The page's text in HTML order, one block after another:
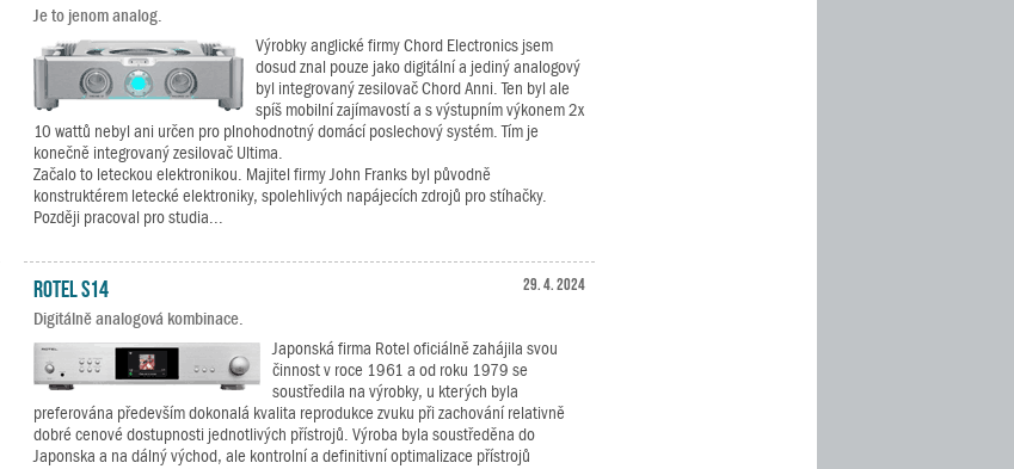
Je to jenom analog.
Výrobky anglické firmy Chord Electronics jsem
dosud znal pouze jako digitální a jediný analogový
byl integrovaný zesilovač Chord Anni. Ten byl ale
spíš mobilní zajímavostí a s výstupním výkonem 2x
10 wattů nebyl ani určen pro plnohodnotný domácí poslechový systém. Tím je
konečně integrovaný zesilovač Ultima.
Začalo to leteckou elektronikou. Majitel firmy John Franks byl původně
konstruktérem letecké elektroniky, spolehlivých napájecích zdrojů pro stíhačky.
Později pracoval pro studia...
29. 4. 2024
Rotel S14
Digitálně analogová kombinace.
Japonská firma Rotel oficiálně zahájila svou
činnost v roce 1961 a od roku 1979 se
soustředila na výrobky, u kterých byla
preferována především dokonalá kvalita reprodukce zvuku při zachování relativně
dobré cenové dostupnosti jednotlivých přístrojů. Výroba byla soustředěna do
Japonska a na dálný východ, ale kontrolní a definitivní optimalizace přístrojů